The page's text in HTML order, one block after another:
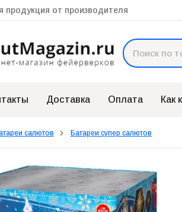
продукция от производителя
Доставка Оплата Как
салютов Батареи супер салютов